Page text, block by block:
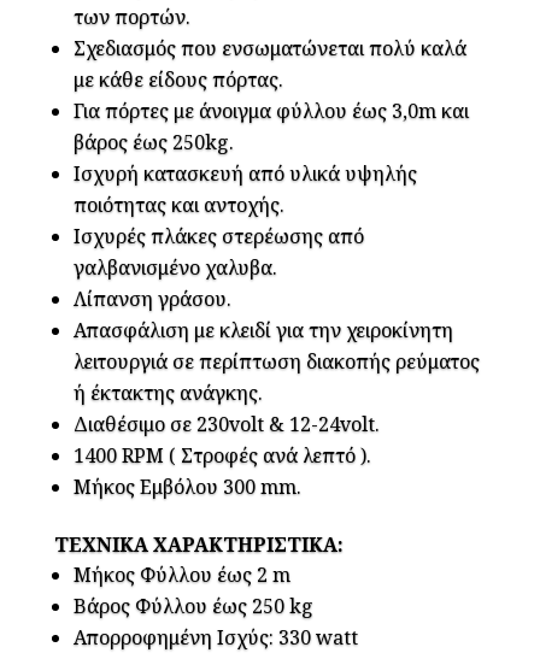
των πορτών.
Σχεδιασμός που ενσωματώνεται πολύ καλά
με κάθε είδους πόρτας.
Για πόρτες με άνοιγμα φύλλου έως 3,0m και
βάρος έως 250kg.
Ισχυρή κατασκευή από υλικά υψηλής
ποιότητας και αντοχής.
Ισχυρές πλάκες στερέωσης από
γαλβανισμένο χαλυβα.
Λίπανση γράσου.
Απασφάλιση με κλειδί για την χειροκίνητη
λειτουργιά σε περίπτωση διακοπής ρεύματος
ή έκτακτης ανάγκης.
Διαθέσιμο σε 230volt & 12-24volt.
1400 RPM ( Στροφές ανά λεπτό ).
Μήκος Εμβόλου 300 mm.
ΤΕΧΝΙΚΑ ΧΑΡΑΚΤΗΡΙΣΤΙΚΑ:
Μήκος Φύλλου έως 2 m
Βάρος Φύλλου έως 250 kg
Απορροφημένη Ισχύς: 330 watt